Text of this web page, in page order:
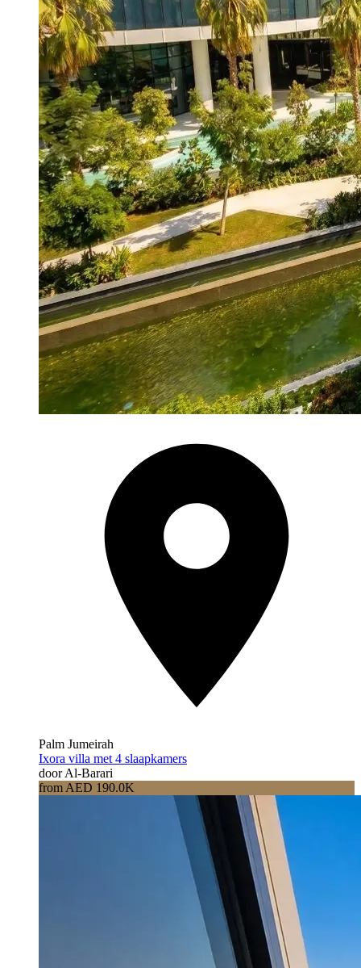
Palm Jumeirah
Ixora villa met 4 slaapkamers
door Al-Barari
from AED 190.0K